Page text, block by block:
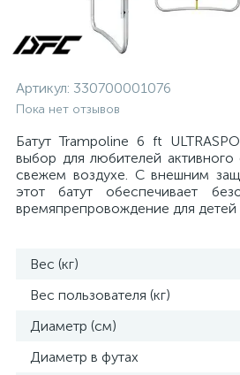
Артикул: 330700001076
Пока нет отзывов
Батут Trampoline 6 ft
выбор для любителей
свежем воздухе. С внешним
этот батут обеспечивает
времяпрепровождение для детей
Вес (кг)
Вес пользователя (кг)
Диаметр (см)
Диаметр в футах